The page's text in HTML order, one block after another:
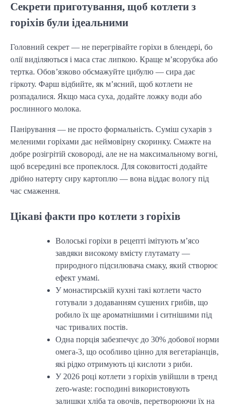
Секрети приготування, щоб котлети з
горіхів були ідеальними
Головний секрет — не перегрівайте горіхи в блендері, бо
олії виділяються і маса стає липкою. Краще м’ясорубка або
тертка. Обов’язково обсмажуйте цибулю — сира дає
гіркоту. Фарш відбийте, як м’ясний, щоб котлети не
розпадалися. Якщо маса суха, додайте ложку води або
рослинного молока.
Панірування — не просто формальність. Суміш сухарів з
меленими горіхами дає неймовірну скоринку. Смажте на
добре розігрітій сковороді, але не на максимальному вогні,
щоб всередині все пропеклося. Для соковитості додайте
дрібно натерту сиру картоплю — вона віддає вологу під
час смаження.
Цікаві факти про котлети з горіхів
Волоські горіхи в рецепті імітують м’ясо
завдяки високому вмісту глутамату —
природного підсилювача смаку, який створює
ефект умамі.
У монастирській кухні такі котлети часто
готували з додаванням сушених грибів, що
робило їх ще ароматнішими і ситнішими під
час тривалих постів.
Одна порція забезпечує до 30% добової норми
омега-3, що особливо цінно для вегетаріанців,
які рідко отримують ці кислоти з риби.
У 2026 році котлети з горіхів увійшли в тренд
zero-waste: господині використовують
залишки хліба та овочів, перетворюючи їх на